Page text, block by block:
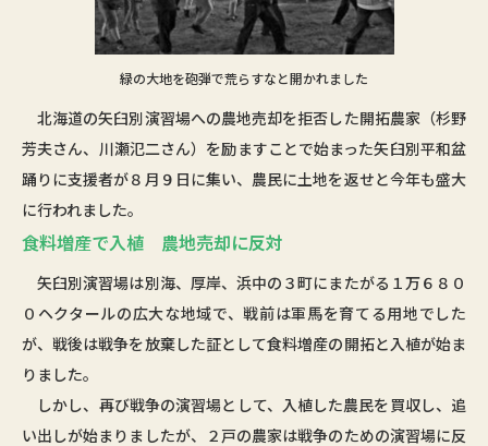
緑の大地を砲弾で荒らすなと開かれました
北海道の矢臼別演習場への農地売却を拒否した開拓農家（杉野
芳夫さん、川瀬氾二さん）を励ますことで始まった矢臼別平和盆
踊りに支援者が８月９日に集い、農民に土地を返せと今年も盛大
に行われました。
食料増産で入植 農地売却に反対
矢臼別演習場は別海、厚岸、浜中の３町にまたがる１万６８０
０ヘクタールの広大な地域で、戦前は軍馬を育てる用地でした
が、戦後は戦争を放棄した証として食料増産の開拓と入植が始ま
りました。
しかし、再び戦争の演習場として、入植した農民を買収し、追
い出しが始まりましたが、２戸の農家は戦争のための演習場に反